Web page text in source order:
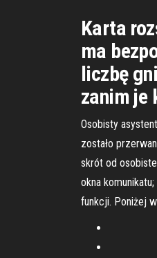
Karta
ma
liczbę
zanim je
Osobisty
zostało
skrót od
okna
funkcji. Poniżej